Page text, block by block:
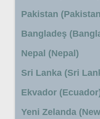
Pakistan
Bangladeş
Nepal (Nepal)
Sri Lanka (Sri
Ekvador
Yeni Zelanda